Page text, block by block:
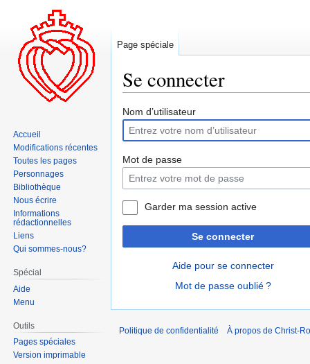
Se connecter
Aller
la
navigation
Aller
la
recherche
Nom d’utilisateur
Mot de passe
Garder ma session active
Se connecter
Aide pour se connecter
Mot de passe oublié ?
Page spéciale
Accueil
Modifications récentes
Toutes les pages
Personnages
Bibliothèque
Nous écrire
Informations
rédactionnelles
Liens
Qui sommes-nous?
Spécial
Aide
Menu
Outils
Pages spéciales
Version imprimable
Politique de confidentialité À propos de Christ-